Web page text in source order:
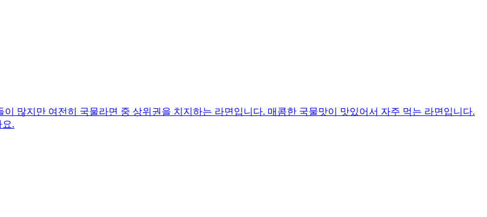
많지만 여전히 국물라면 중 상위권을 치지하는 라면입니다. 매콤한 국물맛이 맛있어서 자주 먹는 라면입니다.
.